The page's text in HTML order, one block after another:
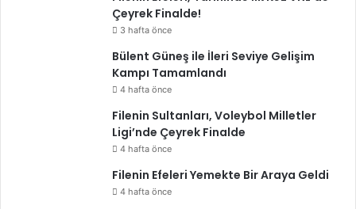
Çeyrek Finalde!
3 hafta önce
Bülent Güneş ile İleri Seviye Gelişim
Kampı Tamamlandı
4 hafta önce
Filenin Sultanları, Voleybol Milletler
Ligi’nde Çeyrek Finalde
4 hafta önce
Filenin Efeleri Yemekte Bir Araya Geldi
4 hafta önce